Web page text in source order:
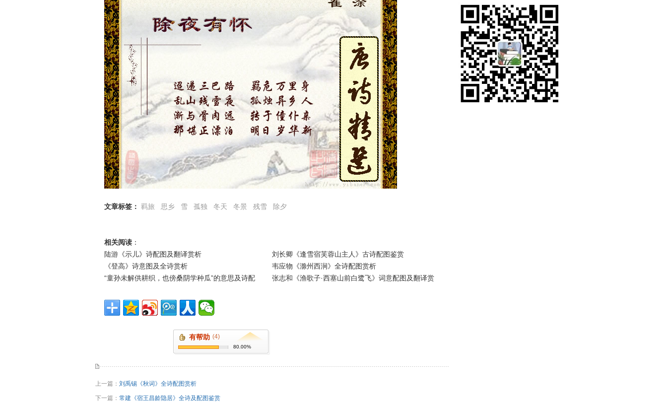
文章标签： 羁旅 思乡 雪 孤独 冬天 冬景 残雪 除夕
相关阅读 ：
陆游《示儿》诗配图及翻译赏析
刘长卿《逢雪宿芙蓉山主人》古诗配图鉴赏
《登高》诗意图及全诗赏析
韦应物《滁州西涧》全诗配图赏析
“童孙未解供耕织，也傍桑阴学种瓜”的意思及诗配
张志和《渔歌子·西塞山前白鹭飞》词意配图及翻译赏
有帮助 (4)
80.00%
上一篇： 刘禹锡《秋词》全诗配图赏析
下一篇： 常建《宿王昌龄隐居》全诗及配图鉴赏